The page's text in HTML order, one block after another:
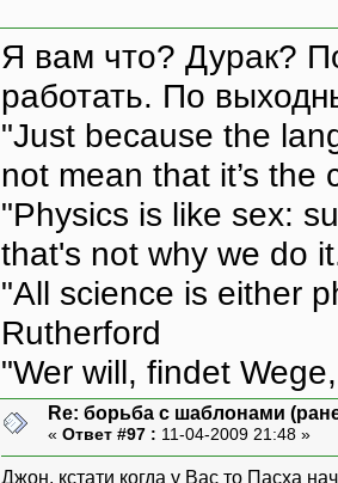
Я вам что? Дурак?
работать. По
"Just because the
not mean that it’s the
"Physics is like sex:
that's not why we do
"All science is either
Rutherford
"Wer will, findet
Re: борьба с шаблонами
« Ответ #97 : 11-04-2009 21:48 »
Джон, кстати когда у Вас то Пасха